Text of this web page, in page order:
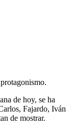
TEMPORAL
de hoy, se ha
Fajardo, Iván
de mostrar.